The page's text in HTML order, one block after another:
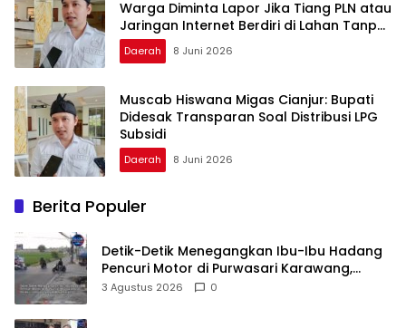
Warga Diminta Lapor Jika Tiang PLN atau
Jaringan Internet Berdiri di Lahan Tanpa
Persetujuan
Daerah 8 Juni 2026
Muscab Hiswana Migas Cianjur: Bupati
Didesak Transparan Soal Distribusi LPG
Subsidi
Daerah 8 Juni 2026
Berita Populer
Detik-Detik Menegangkan Ibu-Ibu Hadang
Pencuri Motor di Purwasari Karawang,
Pelaku Lolos di Tengah Keramaian!
3 Agustus 2026 0